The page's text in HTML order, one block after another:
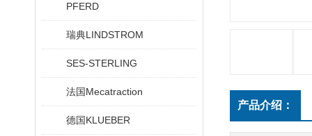
PFERD
瑞典LINDSTROM
SES-STERLING
法国Mecatraction
德国KLUEBER
产品介绍：